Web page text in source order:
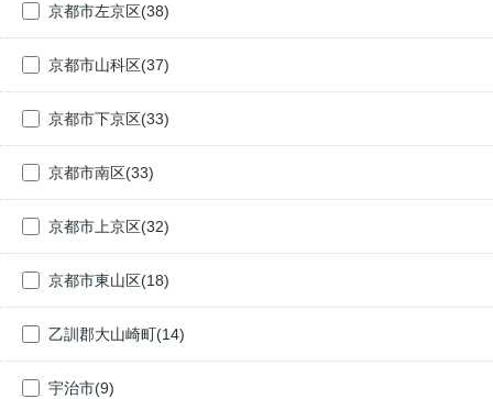
京都市左京区(38)
京都市山科区(37)
京都市下京区(33)
京都市南区(33)
京都市上京区(32)
京都市東山区(18)
乙訓郡大山崎町(14)
宇治市(9)